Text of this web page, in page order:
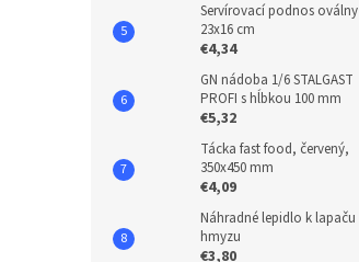
Servírovací podnos oválny
23x16 cm
€4,34
GN nádoba 1/6 STALGAST
PROFI s hĺbkou 100 mm
€5,32
Tácka fast food, červený,
350x450 mm
€4,09
Náhradné lepidlo k lapaču
hmyzu
€3,80